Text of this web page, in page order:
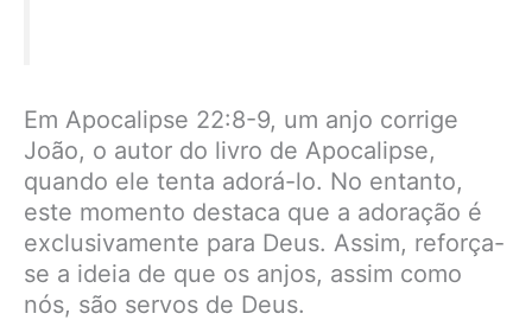
Em Apocalipse 22:8-9, um anjo corrige
João, o autor do livro de Apocalipse,
quando ele tenta adorá-lo. No entanto,
este momento destaca que a adoração é
exclusivamente para Deus. Assim, reforça-
se a ideia de que os anjos, assim como
nós, são servos de Deus.